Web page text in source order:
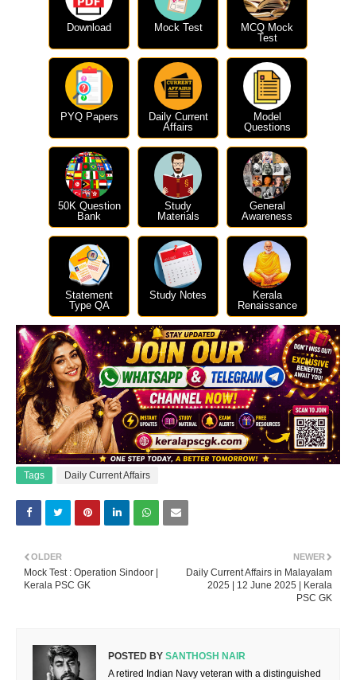
Download Mock Test
MCQ Mock
Test
PYQ Papers
Daily Current
Affairs
Model
Questions
50K Question
Bank
Study
Materials
General
Awareness
Statement
Type QA
Study Notes
Kerala
Renaissance
Tags Daily Current Affairs
NEWER
Daily Current Affairs in Malayalam
2025 | 12 June 2025 | Kerala
PSC GK
OLDER
Mock Test : Operation Sindoor |
Kerala PSC GK
POSTED BY SANTHOSH NAIR
A retired Indian Navy veteran with a distinguished